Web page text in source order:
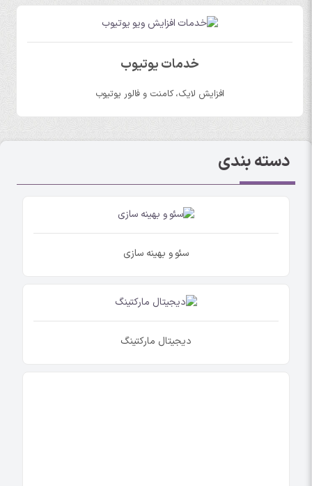
خدمات یوتیوب
افزایش لایک، کامنت و فالور یوتیوب
دسته بندی
سئو و بهینه سازی
دیجیتال مارکتینگ